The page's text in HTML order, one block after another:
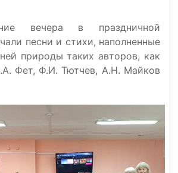
вечера в праздничной
песни и стихи, наполненные
природы таких авторов, как
Фет, Ф.И. Тютчев, А.Н. Майков